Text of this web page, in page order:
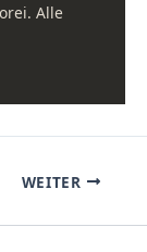
Alle
WEITER